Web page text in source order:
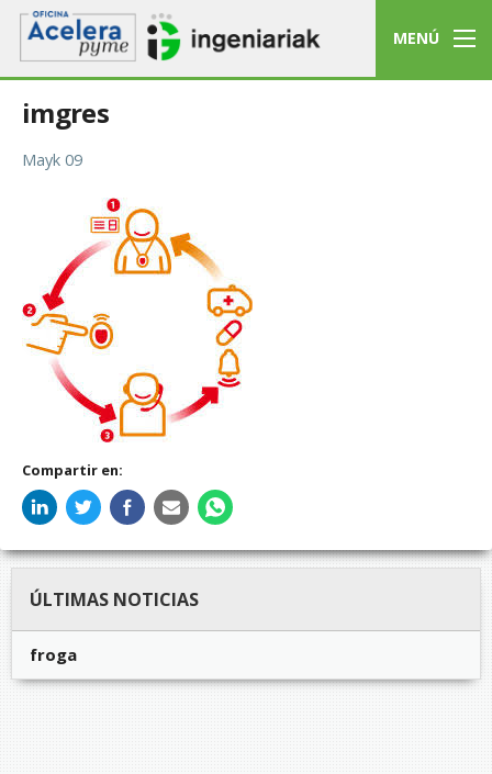
MENÚ
imgres
Mayk 09
Compartir en:
ÚLTIMAS NOTICIAS
froga